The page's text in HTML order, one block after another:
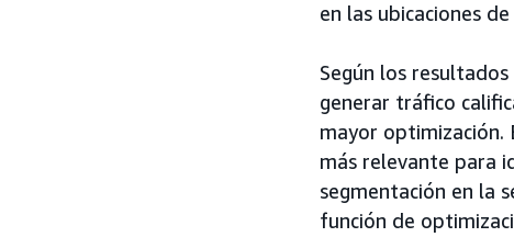
en las ubicaciones
Según los
generar tráfico
mayor optimización.
más relevante para
segmentación en la
función de